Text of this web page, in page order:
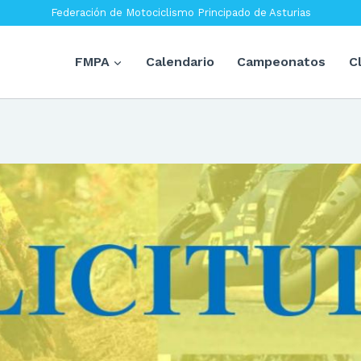
Federación de Motociclismo Principado de Asturias
FMPA Calendario Campeonatos